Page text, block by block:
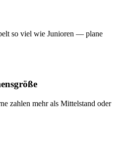
so viel wie Junioren — plane
zahlen mehr als Mittelstand oder